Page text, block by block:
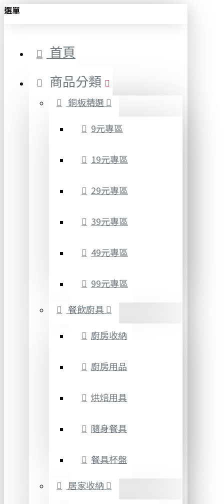
選單
首頁
商品分類
銅板精選
9元專區
19元專區
29元專區
39元專區
49元專區
99元專區
餐飲廚具
廚房收納
廚房用品
烘焙用具
隨身餐具
餐具杯盤
居家收納